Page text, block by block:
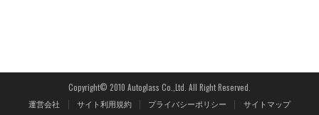
Copyright© 2010 Autoglass Co.,Ltd. All Right Reserved.
運営会社 サイト利用規約 プライバシーポリシー サイトマップ